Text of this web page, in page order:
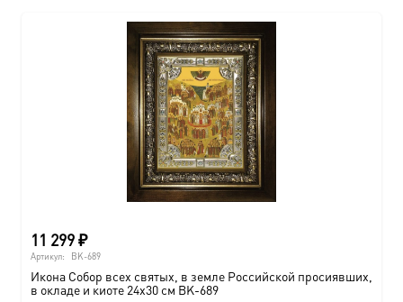
11 299₽
Артикул: BK-689
Икона Собор всех святых, в земле Российской просиявших,
в окладе и киоте 24х30 см BK-689